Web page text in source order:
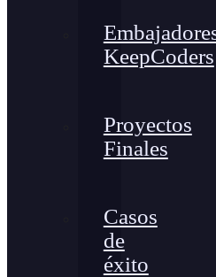
KeepCoders
Proyectos
Finales
Casos
de
éxito